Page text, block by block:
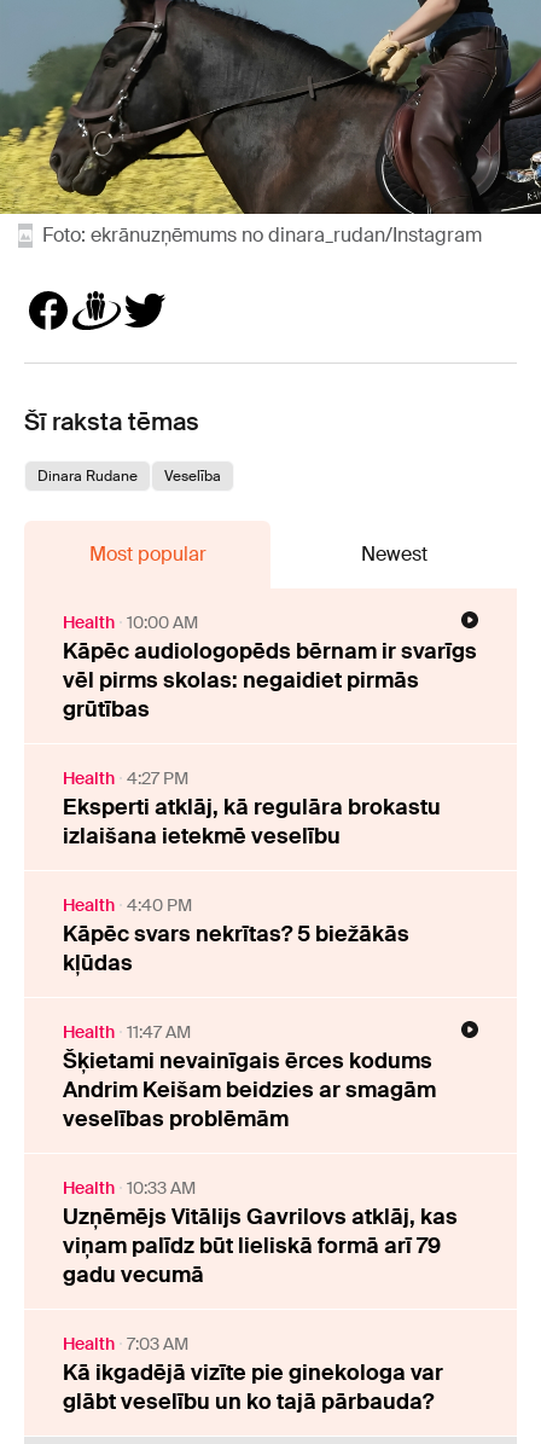
Foto: ekrānuzņēmums no dinara_rudan/Instagram
Šī raksta tēmas
Dinara Rudane Veselība
Most popular Newest
Health 10:00 AM
Kāpēc audiologopēds bērnam ir svarīgs
vēl pirms skolas: negaidiet pirmās
grūtības
Health 4:27 PM
Eksperti atklāj, kā regulāra brokastu
izlaišana ietekmē veselību
Health 4:40 PM
Kāpēc svars nekrītas? 5 biežākās
kļūdas
Health 11:47 AM
Šķietami nevainīgais ērces kodums
Andrim Keišam beidzies ar smagām
veselības problēmām
Health 10:33 AM
Uzņēmējs Vitālijs Gavrilovs atklāj, kas
viņam palīdz būt lieliskā formā arī 79
gadu vecumā
Health 7:03 AM
Kā ikgadējā vizīte pie ginekologa var
glābt veselību un ko tajā pārbauda?